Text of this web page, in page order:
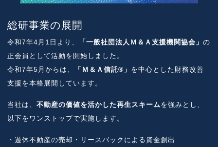
総研事業の展開
令和7年4月1日より、 「一般社団法人Ｍ＆Ａ支援機関協会」 の
正会員として活動を開始しました。
令和7年5月からは、
「Ｍ＆Ａ信託®」 を中心とした財務改善
支援を本格展開しています。
当社は、 不動産の価値を活かした再生スキームを強みとし、
以下をワンストップで実施します。
・遊休不動産の売却・リースバックによる資金創出